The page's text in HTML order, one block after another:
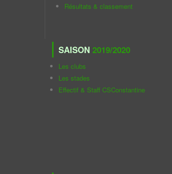
Résultats & classement
SAISON 2019/2020
Les clubs
Les stades
Effectif & Staff CSConstantine